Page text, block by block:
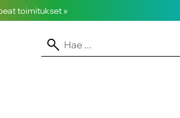
toimitukset »